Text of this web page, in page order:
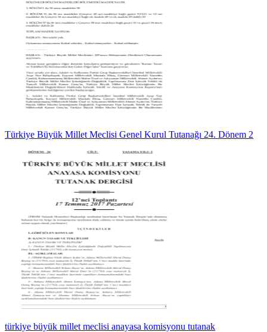
Türkiye Büyük Millet Meclisi Genel Kurul Tutanağı 24. Dönem 2
türkiye büyük millet meclisi anayasa komisyonu tutanak